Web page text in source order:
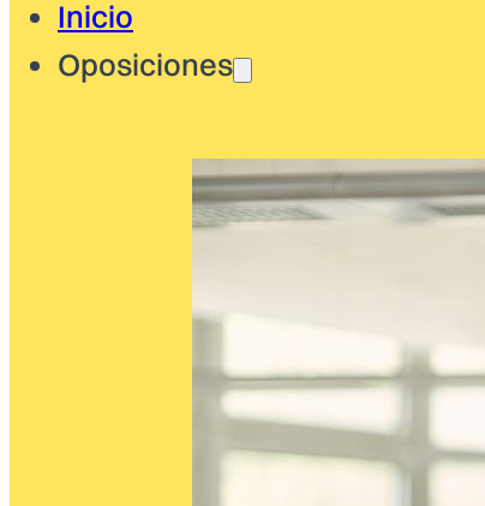
Inicio
Oposiciones